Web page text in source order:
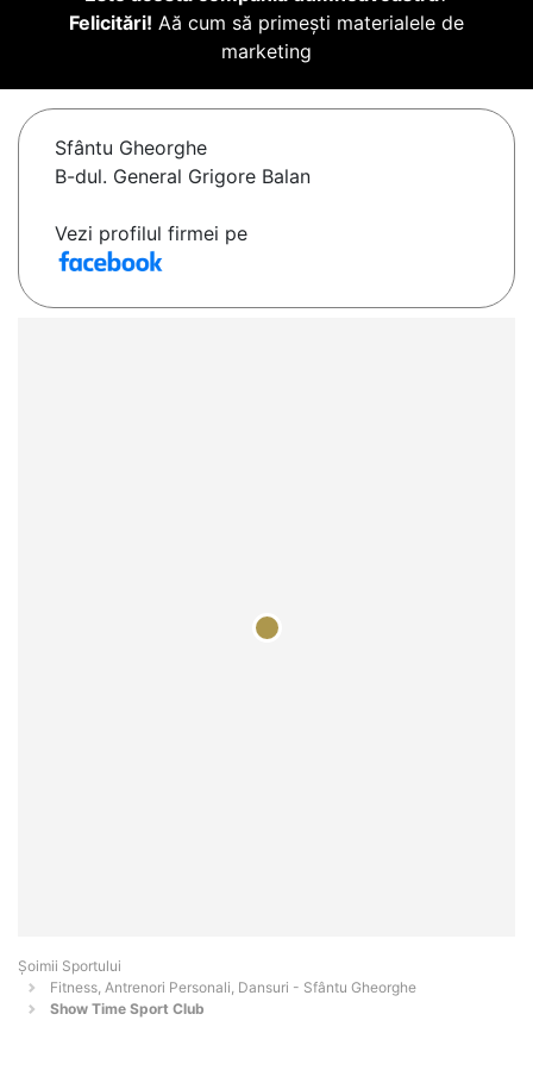
Felicitări! Aă cum să primești materialele de
marketing
Sfântu Gheorghe
B-dul. General Grigore Balan
Vezi profilul firmei pe
Șoimii Sportului
Fitness, Antrenori Personali, Dansuri - Sfântu Gheorghe
Show Time Sport Club